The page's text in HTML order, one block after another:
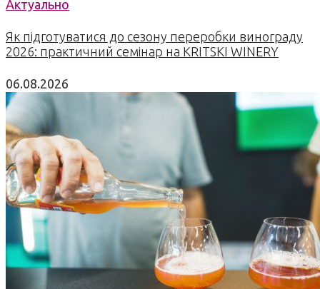
Актуально
Як підготуватися до сезону переробки винограду
2026: практичний семінар на KRITSKI WINERY
06.08.2026